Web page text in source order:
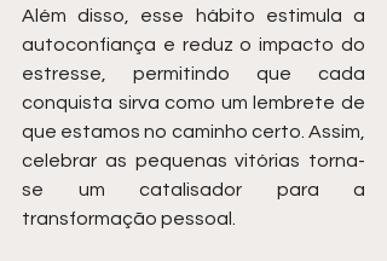
Além disso, esse hábito estimula a
autoconfiança e reduz o impacto do
estresse, permitindo que cada
conquista sirva como um lembrete de
que estamos no caminho certo. Assim,
celebrar as pequenas vitórias torna-
se um catalisador para a
transformação pessoal.